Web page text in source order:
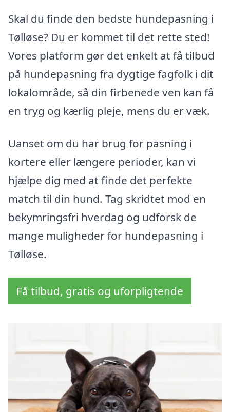
Skal du finde den bedste hundepasning i
Tølløse? Du er kommet til det rette sted!
Vores platform gør det enkelt at få tilbud
på hundepasning fra dygtige fagfolk i dit
lokalområde, så din firbenede ven kan få
en tryg og kærlig pleje, mens du er væk.
Uanset om du har brug for pasning i
kortere eller længere perioder, kan vi
hjælpe dig med at finde det perfekte
match til din hund. Tag skridtet mod en
bekymringsfri hverdag og udforsk de
mange muligheder for hundepasning i
Tølløse.
Få tilbud, gratis og uforpligtende